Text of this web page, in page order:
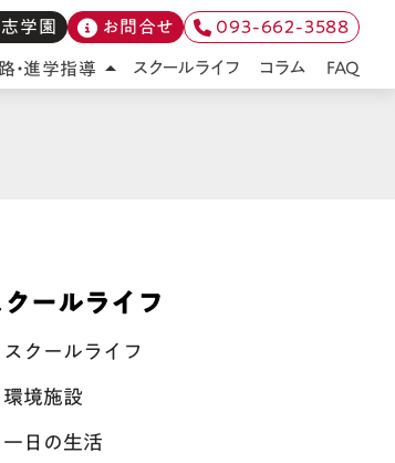
ールライフ
スクールライフ
環境施設
一日の生活
学園 お問合せ
093-662-3588
・進学指導 arrow_drop_up スクールライフ コラム FAQ